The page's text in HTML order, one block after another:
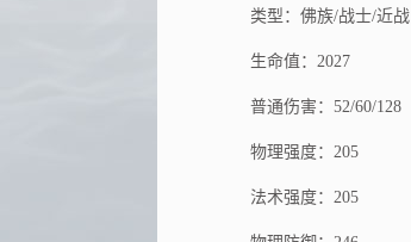
类型：佛族/战士/近战
生命值：2027
普通伤害：52/60/128
物理强度：205
法术强度：205